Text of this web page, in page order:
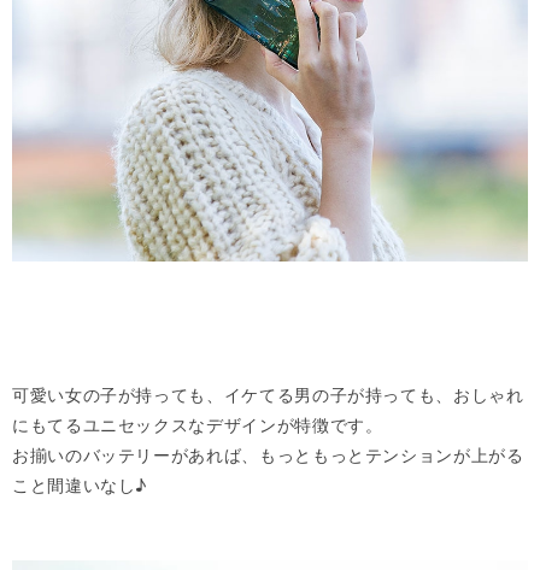
可愛い女の子が持っても、イケてる男の子が持っても、おしゃれ
にもてるユニセックスなデザインが特徴です。
お揃いのバッテリーがあれば、もっともっとテンションが上がる
こと間違いなし♪